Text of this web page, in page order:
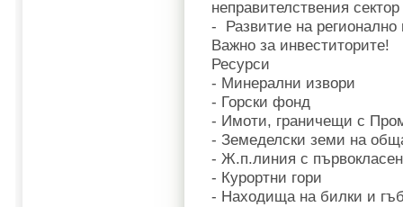
неправителствения сектор
- Развитие на регионално
Важно за инвеститорите!
Ресурси
- Минерални извори
- Горски фонд
- Имоти, граничещи с
- Земеделски земи на
- Ж.п.линия с
- Курортни гори
- Находища на билки и